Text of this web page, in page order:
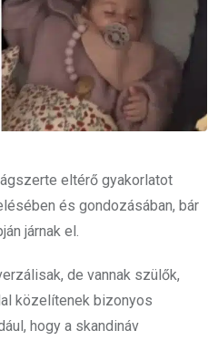
eltérő gyakorlatot
és gondozásában, bár
járnak el.
de vannak szülők,
közelítenek bizonyos
hogy a skandináv